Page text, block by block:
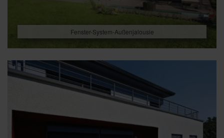
Fenster-System-Außenjalousie